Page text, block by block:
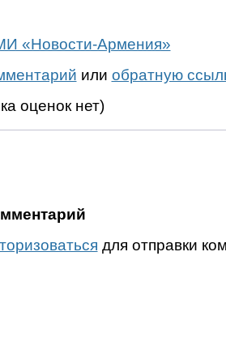
«Новости-Армения»
или обратную
оценок нет)
для отправки